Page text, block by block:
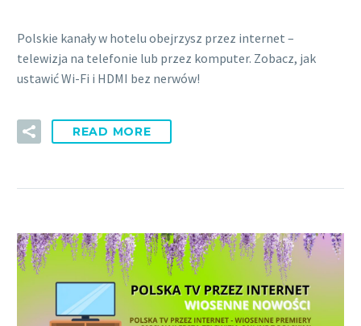
Polskie kanały w hotelu obejrzysz przez internet –
telewizja na telefonie lub przez komputer. Zobacz, jak
ustawić Wi-Fi i HDMI bez nerwów!
READ MORE